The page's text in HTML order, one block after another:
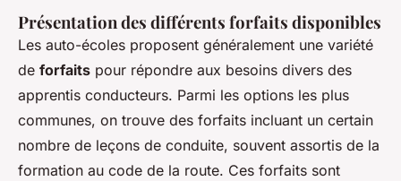
Présentation des différents forfaits disponibles
Les auto-écoles proposent généralement une variété
de forfaits pour répondre aux besoins divers des
apprentis conducteurs. Parmi les options les plus
communes, on trouve des forfaits incluant un certain
nombre de leçons de conduite, souvent assortis de la
formation au code de la route. Ces forfaits sont